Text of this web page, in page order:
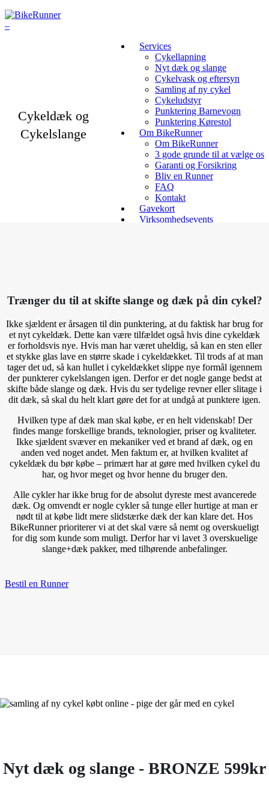
Services
Cykellapning
Nyt dæk og slange
Cykelvask og eftersyn
Samling af ny cykel
Cykeludstyr
Punktering Barnevogn
Punktering Kørestol
Om BikeRunner
Om BikeRunner
3 gode grunde til at vælge os
Garanti og Forsikring
Bliv en Runner
FAQ
Kontakt
Gavekort
Virksomhedsevents
Cykeldæk og
Cykelslange
Trænger du til at skifte slange og dæk på din cykel?
Ikke sjældent er årsagen til din punktering, at du faktisk har brug for
et nyt cykeldæk. Dette kan være tilfældet også hvis dine cykeldæk
er forholdsvis nye. Hvis man har været uheldig, så kan en sten eller
et stykke glas lave en større skade i cykeldækket. Til trods af at man
tager det ud, så kan hullet i cykeldækket slippe nye formål igennem
der punkterer cykelslangen igen. Derfor er det nogle gange bedst at
skifte både slange og dæk. Hvis du ser tydelige revner eller slitage i
dit dæk, så skal du helt klart gøre det for at undgå at punktere igen.
Hvilken type af dæk man skal købe, er en helt videnskab! Der
findes mange forskellige brands, teknologier, priser og kvaliteter.
Ikke sjældent svæver en mekaniker ved et brand af dæk, og en
anden ved noget andet. Men faktum er, at hvilken kvalitet af
cykeldæk du bør købe – primært har at gøre med hvilken cykel du
har, og hvor meget og hvor henne du bruger den.
Alle cykler har ikke brug for de absolut dyreste mest avancerede
dæk. Og omvendt er nogle cykler så tunge eller hurtige at man er
nødt til at købe lidt mere slidstærke dæk der kan klare det. Hos
BikeRunner prioriterer vi at det skal være så nemt og overskueligt
for dig som kunde som muligt. Derfor har vi lavet 3 overskuelige
slange+dæk pakker, med tilhørende anbefalinger.
Bestil en Runner
Nyt dæk og slange - BRONZE 599kr